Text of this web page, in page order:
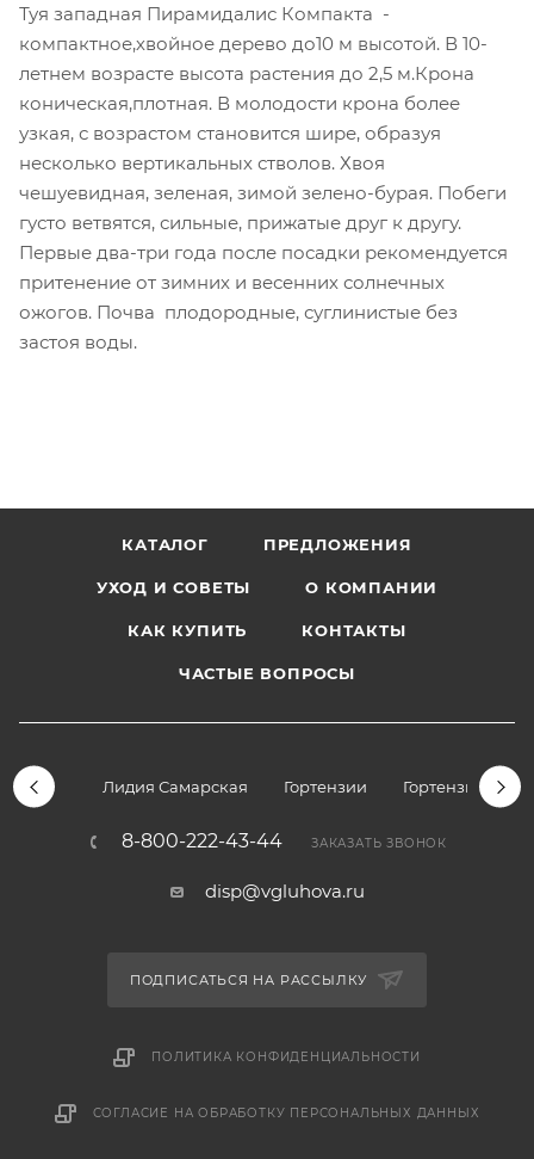
Туя западная Пирамидалис Компакта -
компактное,хвойное дерево до10 м высотой. В 10-
летнем возрасте высота растения до 2,5 м.Крона
коническая,плотная. В молодости крона более
узкая, с возрастом становится шире, образуя
несколько вертикальных стволов. Хвоя
чешуевидная, зеленая, зимой зелено-бурая. Побеги
густо ветвятся, сильные, прижатые друг к другу.
Первые два-три года после посадки рекомендуется
притенение от зимних и весенних солнечных
ожогов. Почва плодородные, суглинистые без
застоя воды.
КАТАЛОГ ПРЕДЛОЖЕНИЯ
УХОД И СОВЕТЫ О КОМПАНИИ
КАК КУПИТЬ КОНТАКТЫ
ЧАСТЫЕ ВОПРОСЫ
Лидия Самарская Гортензии Гортензии
8-800-222-43-44 ЗАКАЗАТЬ ЗВОНОК
disp@vgluhova.ru
ПОДПИСАТЬСЯ НА РАССЫЛКУ
ПОЛИТИКА КОНФИДЕНЦИАЛЬНОСТИ
СОГЛАСИЕ НА ОБРАБОТКУ ПЕРСОНАЛЬНЫХ ДАННЫХ